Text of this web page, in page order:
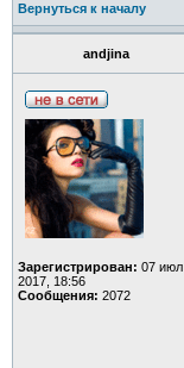
Вернуться к началу
andjina
Зарегистрирован: 07 июл
2017, 18:56
Сообщения: 2072